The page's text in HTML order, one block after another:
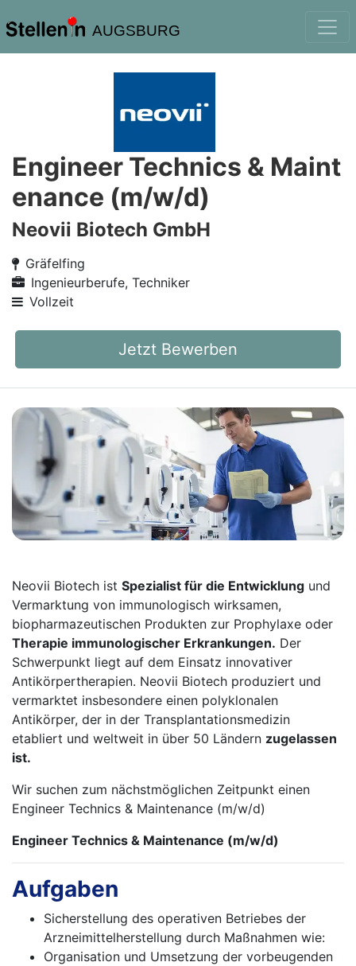
AUGSBURG
Engineer Technics & Maint
enance (m/w/d)
Neovii Biotech GmbH
Gräfelfing
Ingenieurberufe, Techniker
Vollzeit
Jetzt Bewerben
Neovii Biotech ist Spezialist für die Entwicklung und
Vermarktung von immunologisch wirksamen,
biopharmazeutischen Produkten zur Prophylaxe oder
Therapie immunologischer Erkrankungen. Der
Schwerpunkt liegt auf dem Einsatz innovativer
Antikörpertherapien. Neovii Biotech produziert und
vermarktet insbesondere einen polyklonalen
Antikörper, der in der Transplantationsmedizin
etabliert und weltweit in über 50 Ländern zugelassen
ist.
Wir suchen zum nächstmöglichen Zeitpunkt einen
Engineer Technics & Maintenance (m/w/d)
Engineer Technics & Maintenance (m/w/d)
Aufgaben
Sicherstellung des operativen Betriebes der
Arzneimittelherstellung durch Maßnahmen wie:
Organisation und Umsetzung der vorbeugenden